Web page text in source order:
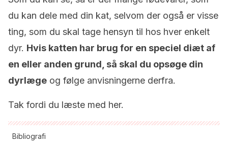
du kan dele med din kat, selvom der også er visse
ting, som du skal tage hensyn til hos hver enkelt
dyr. Hvis katten har brug for en speciel diæt af
en eller anden grund, så skal du opsøge din
dyrlæge og følge anvisningerne derfra.
Tak fordi du læste med her.
Bibliografi